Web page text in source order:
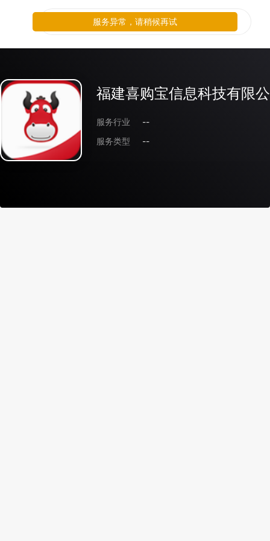
福建喜购宝信息科技有限
服务行业
--
服务类型
--
服务异常，请稍候再试